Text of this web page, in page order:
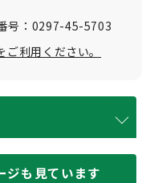
号：0297-45-5703
利用ください。
ジも見ています